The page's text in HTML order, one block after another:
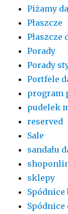
Piżamy
Płaszcze
Płaszcze
Porady
Porady
Portfele
program
pudelek
reserved
Sale
sandału
sklepy
Spódnice
Spódnice